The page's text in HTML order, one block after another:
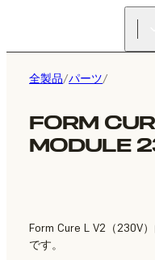
全製品/パーツ/
FORM
MODULE
Form Cure L V2（230V
です。